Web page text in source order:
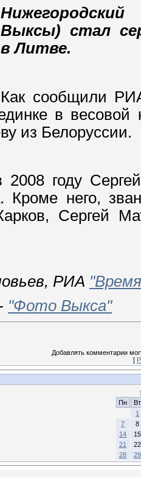
Выксы) стал
в Литве.
Как сообщили
в весовой
из Белоруссии.
2008 году
него,
Сергей
РИА
"Фото Выкса"
Добавлять комментарии
[
Пн
Вт
1
7
8
14
15
21
22
28
29